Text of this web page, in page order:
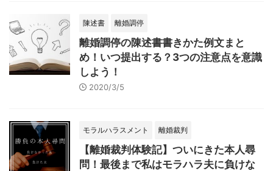
陳述書 離婚調停
離婚調停の陳述書書きかた例文まと
め！いつ提出する？3つの注意点を意識
しよう！
2020/3/5
モラルハラスメント 離婚裁判
【離婚裁判体験記】ついにきた本人尋
問！最後まで私はモラハラ夫に負けな